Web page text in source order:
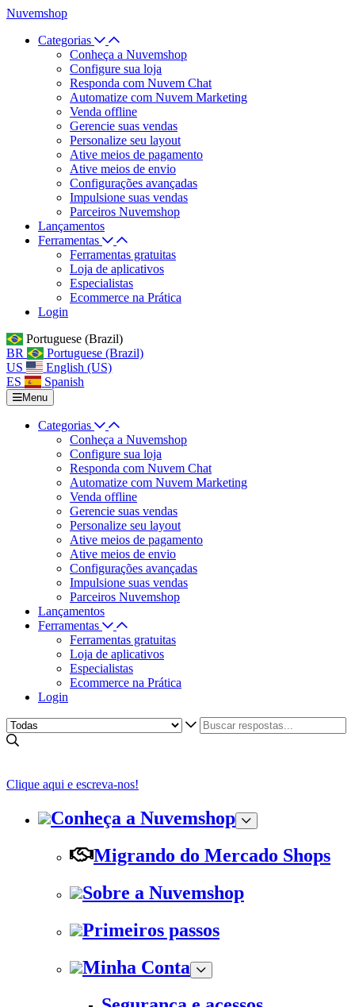
Nuvemshop
Categorias
Conheça a Nuvemshop
Configure sua loja
Responda com Nuvem Chat
Automatize com Nuvem Marketing
Venda offline
Gerencie suas vendas
Personalize seu layout
Ative meios de pagamento
Ative meios de envio
Configurações avançadas
Impulsione suas vendas
Parceiros Nuvemshop
Lançamentos
Ferramentas
Ferramentas gratuitas
Loja de aplicativos
Especialistas
Ecommerce na Prática
Login
Portuguese (Brazil)
BR
Portuguese (Brazil)
US
English (US)
ES
Spanish
Menu
Categorias
Conheça a Nuvemshop
Configure sua loja
Responda com Nuvem Chat
Automatize com Nuvem Marketing
Venda offline
Gerencie suas vendas
Personalize seu layout
Ative meios de pagamento
Ative meios de envio
Configurações avançadas
Impulsione suas vendas
Parceiros Nuvemshop
Lançamentos
Ferramentas
Ferramentas gratuitas
Loja de aplicativos
Especialistas
Ecommerce na Prática
Login
Clique aqui e escreva-nos!
Conheça a Nuvemshop
Migrando do Mercado Shops
Sobre a Nuvemshop
Primeiros passos
Minha Conta